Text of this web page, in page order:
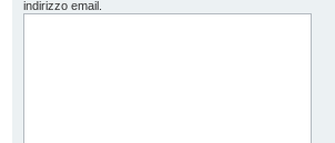
indirizzo email.